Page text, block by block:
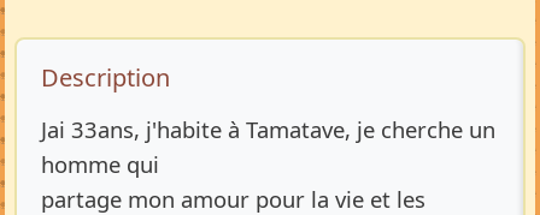
Description de l’annonce
Description
Jai 33ans, j'habite à Tamatave, je cherche un
homme qui
partage mon amour pour la vie et les